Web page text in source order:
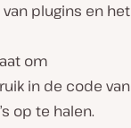
plugins en het
om
in de code van
op te halen.